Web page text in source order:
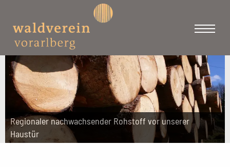
Regionaler nachwachsender Rohstoff vor unserer
Haustür